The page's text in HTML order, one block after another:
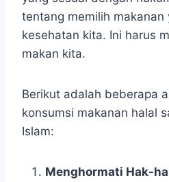
tentang memilih makanan
kesehatan kita. Ini harus
makan kita.
Berikut adalah beberapa
konsumsi makanan halal
Islam:
Menghormati Hak-